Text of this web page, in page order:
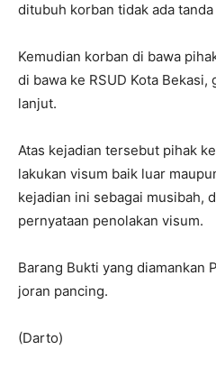
ditubuh korban tidak ada
Kemudian korban di bawa
di bawa ke RSUD Kota
lanjut.
Atas kejadian tersebut pihak
lakukan visum baik luar
kejadian ini sebagai musibah,
pernyataan penolakan visum.
Barang Bukti yang diamankan
joran pancing.
(Darto)